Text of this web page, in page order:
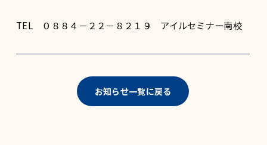
TEL ０８８４－２２－８２１９ アイルセミナー南校
お知らせ一覧に戻る